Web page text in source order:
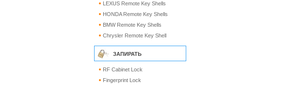
LEXUS Remote Key Shells
HONDA Remote Key Shells
BMW Remote Key Shells
Chrysler Remote Key Shell
ЗАПИРАТЬ
RF Cabinet Lock
Fingerprint Lock